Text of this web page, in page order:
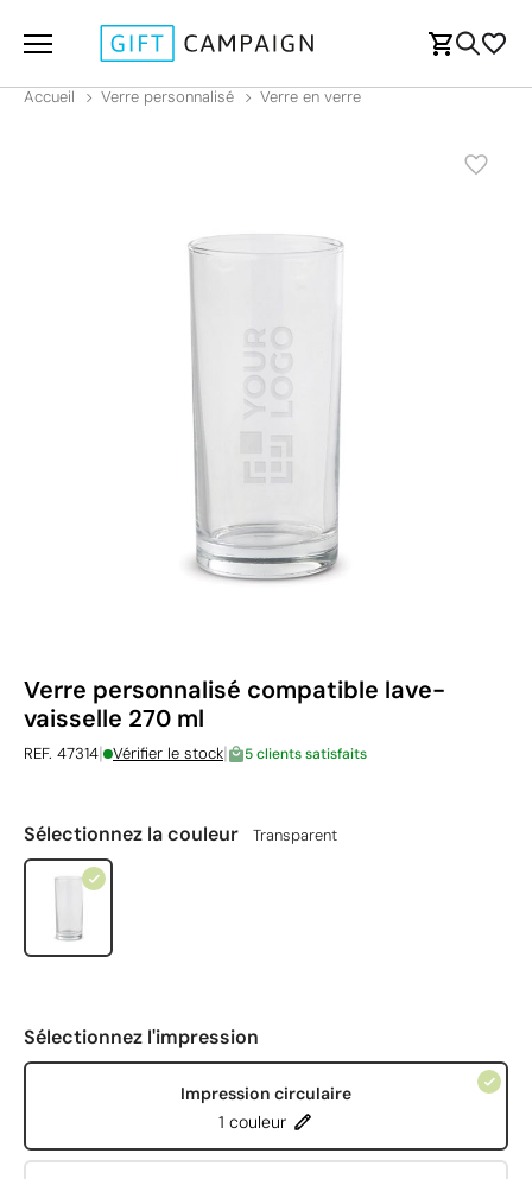
Accueil Verre personnalisé Verre en verre
Verre personnalisé compatible lave-
vaisselle 270 ml
REF. 47314| Vérifier le stock| 5 clients satisfaits
Sélectionnez la couleur Transparent
Sélectionnez l'impression
Impression circulaire
1 couleur